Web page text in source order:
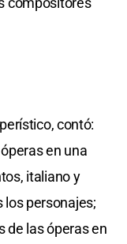
contó:
en una
italiano y
personajes;
de las óperas en